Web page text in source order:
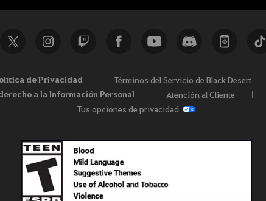
de Privacidad Términos del Servicio de Black Desert
a la Información Personal Atención al Cliente
Tus opciones de privacidad